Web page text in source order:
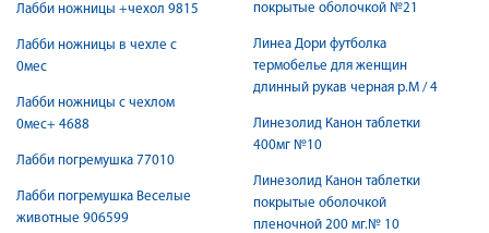
Лабби ножницы +чехол 9815
Лабби ножницы в чехле с
0мес
Лабби ножницы с чехлом
0мес+ 4688
Лабби погремушка 77010
Лабби погремушка Веселые
животные 906599
покрытые оболочкой №21
Линеа Дори футболка
термобелье для женщин
длинный рукав черная р.M / 4
Линезолид Канон таблетки
400мг №10
Линезолид Канон таблетки
покрытые оболочкой
пленочной 200 мг.№ 10